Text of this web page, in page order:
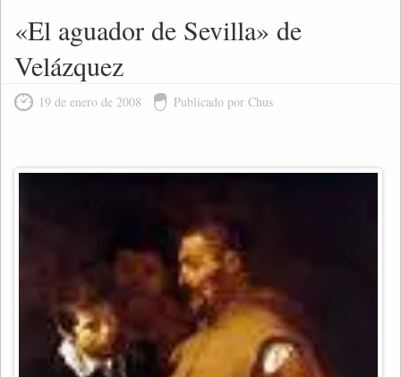
«El aguador de Sevilla» de
Velázquez
19 de enero de 2008 Publicado por Chus